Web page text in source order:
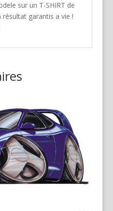
sur un T-SHIRT de
garantis a vie !